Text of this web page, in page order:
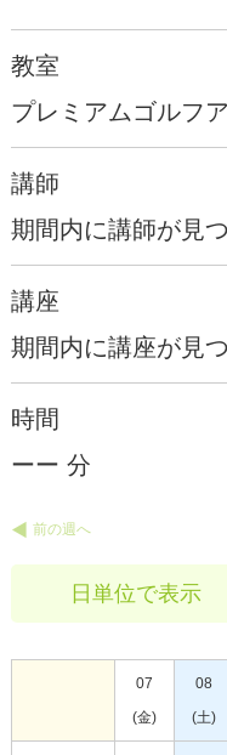
教室
プレミアムゴルフ
講師
期間内に講師が見
講座
期間内に講座が見
時間
ーー 分
前の週へ
日単位で表示
07
(金)
08
(土)